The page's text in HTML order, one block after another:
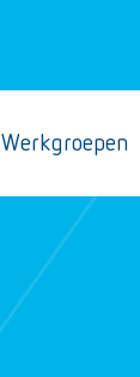
Werkgroepen